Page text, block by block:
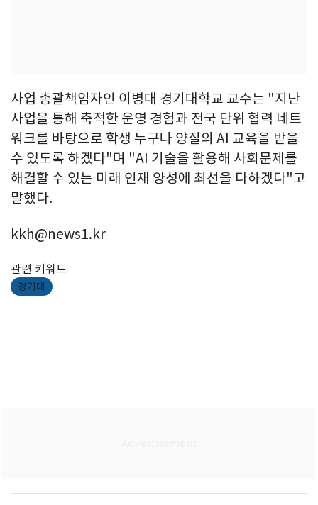
사업 총괄책임자인 이병대 경기대학교 교수는 "지난
사업을 통해 축적한 운영 경험과 전국 단위 협력 네트
워크를 바탕으로 학생 누구나 양질의 AI 교육을 받을
수 있도록 하겠다"며 "AI 기술을 활용해 사회문제를
해결할 수 있는 미래 인재 양성에 최선을 다하겠다"고
말했다.
kkh@news1.kr
관련 키워드
경기대